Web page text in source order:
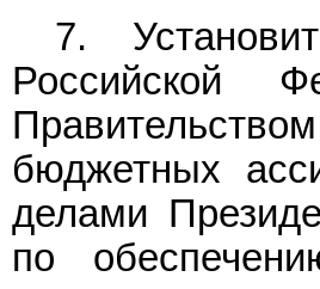
7.
Российской
бюджетных
делами
по